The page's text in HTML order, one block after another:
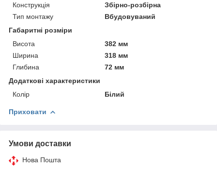
Конструкція
Збірно-розбірна
Тип монтажу
Вбудовуваний
Габаритні розміри
Висота
382 мм
Ширина
318 мм
Глибина
72 мм
Додаткові характеристики
Колір
Білий
Приховати
Умови доставки
Нова Пошта